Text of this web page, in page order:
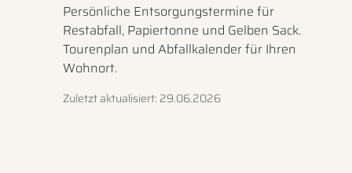
Persönliche Entsorgungstermine für
Restabfall, Papiertonne und Gelben Sack.
Tourenplan und Abfallkalender für Ihren
Wohnort.
Zuletzt aktualisiert: 29.06.2026